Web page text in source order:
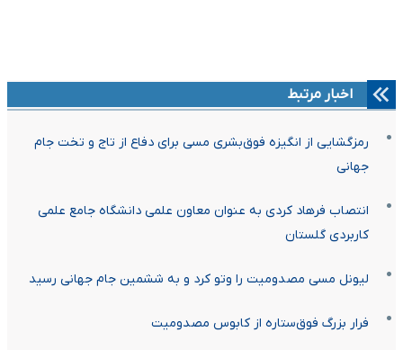
اخبار مرتبط
رمزگشایی از انگیزه فوق‌بشری مسی برای دفاع از تاج و تخت جام
جهانی
انتصاب فرهاد کردی به عنوان معاون علمی دانشگاه جامع علمی
کاربردی گلستان
لیونل مسی مصدومیت را وتو کرد و به ششمین جام جهانی رسید
فرار بزرگ فوق‌ستاره از کابوس مصدومیت